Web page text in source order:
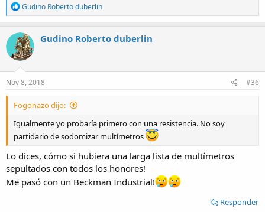
R
e
a
c
t
i
o
n
s
Gudino Roberto duberlin
Gudino Roberto duberlin
Nov 8, 2018 #36
Fogonazo dijo:
Igualmente yo probaría primero con una resistencia. No soy
partidario de sodomizar multímetros
Lo dices, cómo si hubiera una larga lista de multímetros
sepultados con todos los honores!
Me pasó con un Beckman Industrial!
Responder